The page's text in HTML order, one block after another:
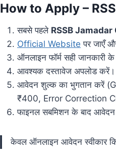
How to Apply –
सबसे पहले RSSB
Official Website पर जाएँ
ऑनलाइन फॉर्म सही जानकारी
आवश्यक दस्तावेज अपलोड करें।
आवेदन शुल्क का भुगतान करें
₹400, Error Correction
फाइनल सबमिशन के बाद आवेदन
केवल ऑनलाइन आवेदन स्वीकार